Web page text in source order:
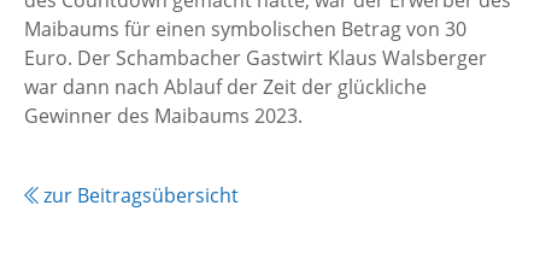
Maibaums für einen symbolischen Betrag von 30
Euro. Der Schambacher Gastwirt Klaus Walsberger
war dann nach Ablauf der Zeit der glückliche
Gewinner des Maibaums 2023.
zur Beitragsübersicht